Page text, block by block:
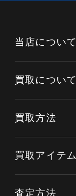
当店について
買取について
買取方法
買取アイテム
査定方法